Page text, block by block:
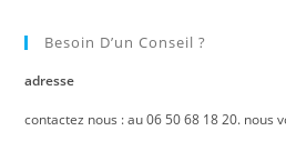
Besoin D’un Conseil ?
adresse
contactez nous : au 06 50 68 18 20. nous